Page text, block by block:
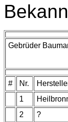
Gebrüder
# Nr.
1
2
?